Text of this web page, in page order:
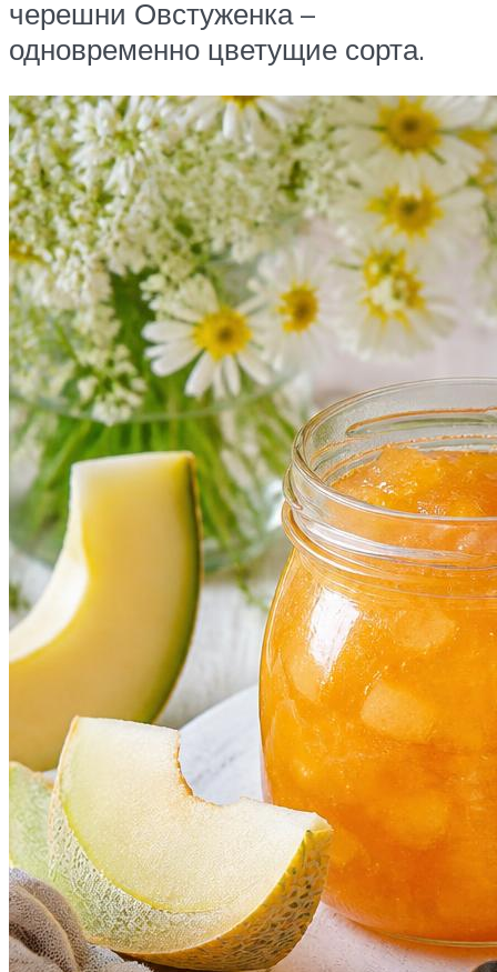
черешни Овстуженка –
одновременно цветущие сорта.